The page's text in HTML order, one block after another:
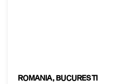
ROMANIA, BUCURESTI